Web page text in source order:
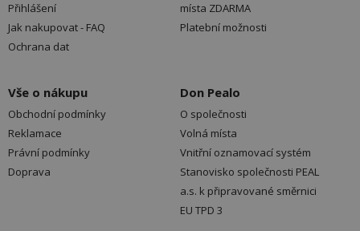
Přihlášení
Jak nakupovat - FAQ
Ochrana dat
místa ZDARMA
Platební možnosti
Vše o nákupu
Obchodní podmínky
Reklamace
Právní podmínky
Doprava
Don Pealo
O společnosti
Volná místa
Vnitřní oznamovací systém
Stanovisko společnosti PEAL
a.s. k připravované směrnici
EU TPD 3